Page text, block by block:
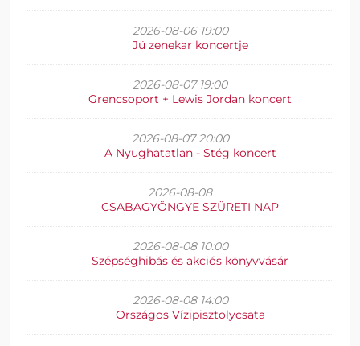
2026-08-06 19:00
Jü zenekar koncertje
2026-08-07 19:00
Grencsoport + Lewis Jordan koncert
2026-08-07 20:00
A Nyughatatlan - Stég koncert
2026-08-08
CSABAGYÖNGYE SZÜRETI NAP
2026-08-08 10:00
Szépséghibás és akciós könyvvásár
2026-08-08 14:00
Országos Vízipisztolycsata